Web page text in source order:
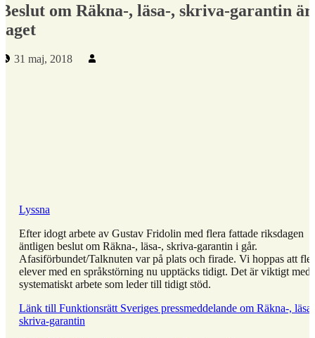
Beslut om Räkna-, läsa-, skriva-garantin är
taget
Publicerad den:
31 maj, 2018
Lyssna
Efter idogt arbete av Gustav Fridolin med flera fattade riksdagen
äntligen beslut om Räkna-, läsa-, skriva-garantin i går.
Afasiförbundet/Talknuten var på plats och firade. Vi hoppas att fler
elever med en språkstörning nu upptäcks tidigt. Det är viktigt med
systematiskt arbete som leder till tidigt stöd.
Länk till Funktionsrätt Sveriges pressmeddelande om Räkna-,
skriva-garantin